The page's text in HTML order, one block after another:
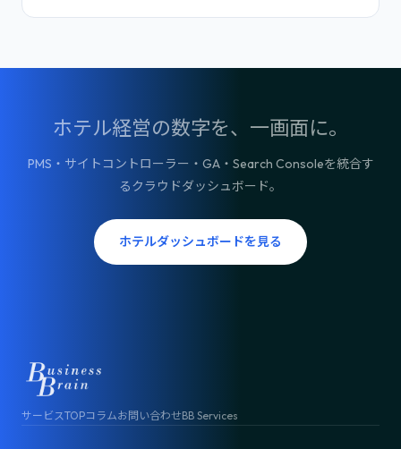
ホテル経営の数字を、一画面に。
PMS・サイトコントローラー・GA・Search Consoleを統合す
るクラウドダッシュボード。
ホテルダッシュボードを見る
サービスTOPコラムお問い合わせBB Services